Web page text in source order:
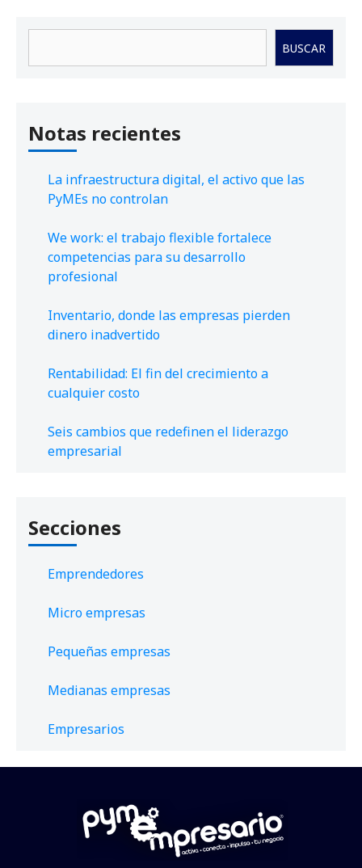
BUSCAR
Notas recientes
La infraestructura digital, el activo que las
PyMEs no controlan
We work: el trabajo flexible fortalece
competencias para su desarrollo
profesional
Inventario, donde las empresas pierden
dinero inadvertido
Rentabilidad: El fin del crecimiento a
cualquier costo
Seis cambios que redefinen el liderazgo
empresarial
Secciones
Emprendedores
Micro empresas
Pequeñas empresas
Medianas empresas
Empresarios